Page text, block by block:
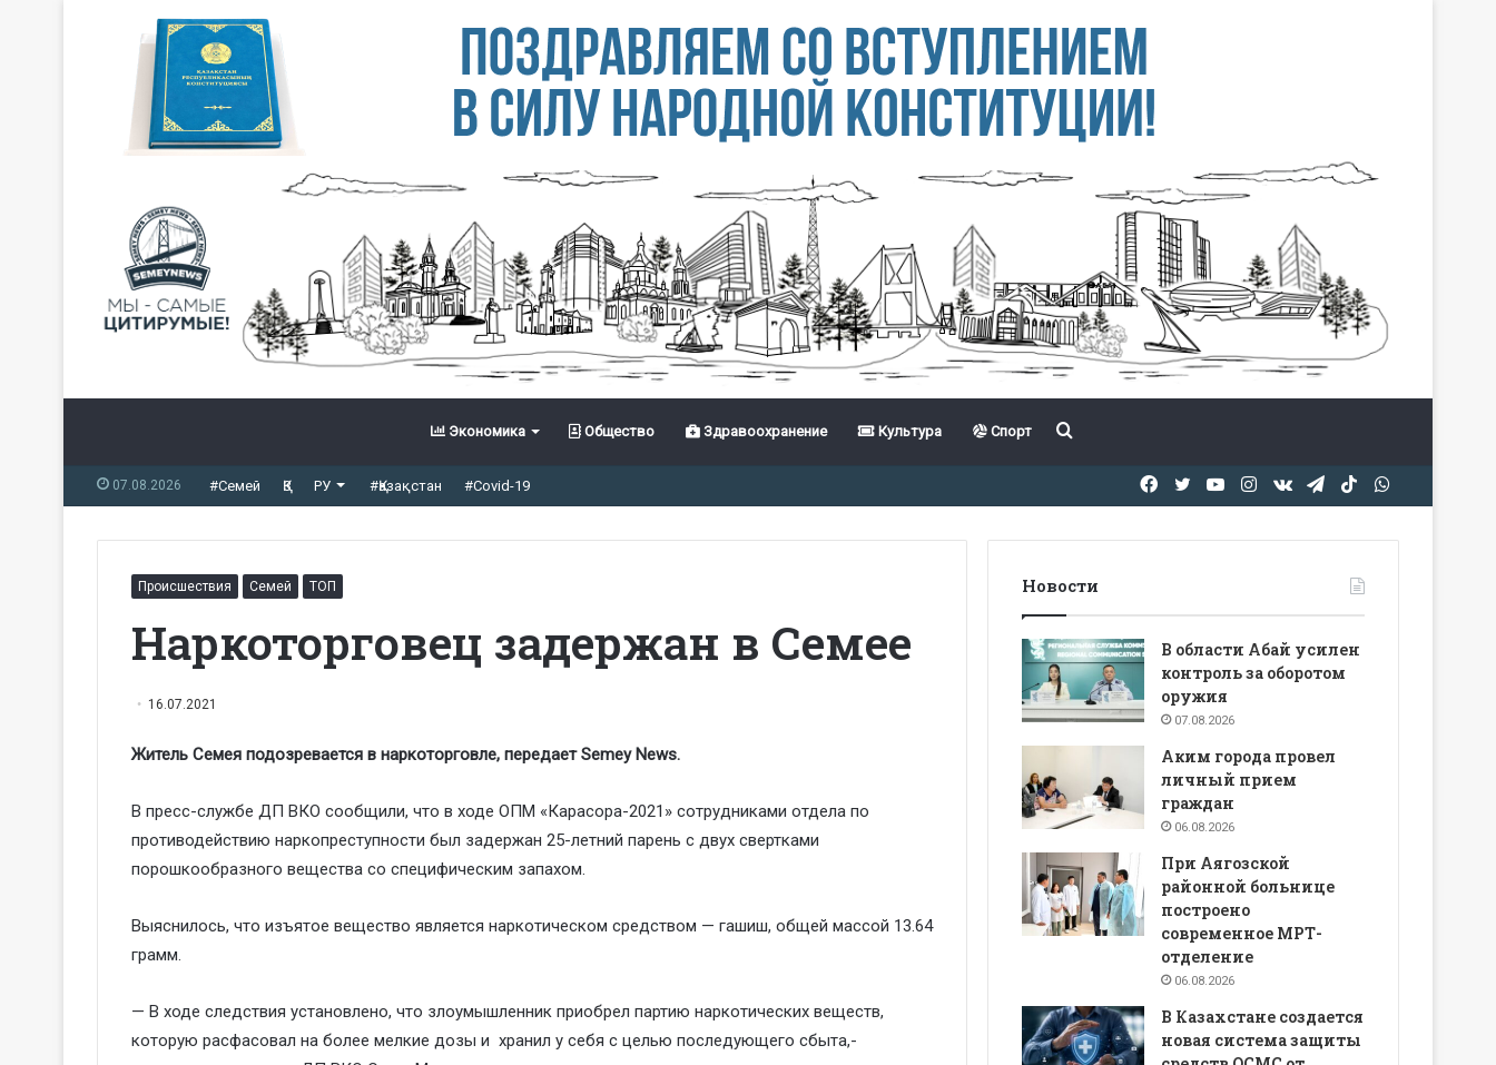
Экономика Общество Здравоохранение Культура Спорт Іздеу
07.08.2026 #Семей ҚЗ РУ #Қазақстан #Covid-19 TikTok
Telegram
vk.com
Instagram
YouTube
Twitter
Facebook
Происшествия Семей ТОП
Наркоторговец задержан в Семее
16.07.2021
Житель Семея подозревается в наркоторговле, передает Semey News.
В пресс-службе ДП ВКО сообщили, что в ходе ОПМ «Карасора-2021» сотрудниками отдела по
противодействию наркопреступности был задержан 25-летний парень с двух свертками
порошкообразного вещества со специфическим запахом.
Выяснилось, что изъятое вещество является наркотическом средством — гашиш, общей массой 13.64
грамм.
— В ходе следствия установлено, что злоумышленник приобрел партию наркотических веществ,
которую расфасовал на более мелкие дозы и хранил у себя с целью последующего сбыта,-
Новости
В области Абай усилен
контроль за оборотом
оружия
07.08.2026
Аким города провел
личный прием
граждан
06.08.2026
При Аягозской
районной больнице
построено
современное МРТ-
отделение
06.08.2026
В Казахстане создается
новая система защиты